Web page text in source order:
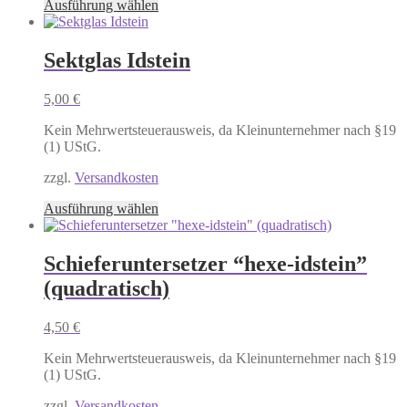
Ausführung wählen
mehrere
Varianten
können
Produktseite
werden
Sektglas Idstein
5,00 €
Kein Mehrwertsteuerausweis, da Kleinunternehmer nach §19
(1) UStG.
zzgl. Versandkosten
Ausführung wählen
Produkt
mehrere
Varianten
auf.
auf
Schieferuntersetzer “hexe-idstein”
(quadratisch)
4,50 €
Kein Mehrwertsteuerausweis, da Kleinunternehmer nach §19
(1) UStG.